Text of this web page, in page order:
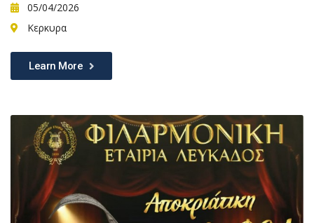
05/04/2026
Κερκυρα
Learn More